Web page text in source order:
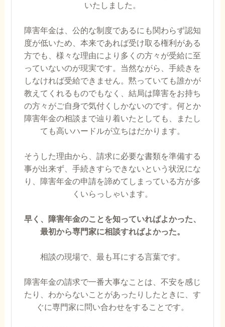
いたしました。
障害年金は、公的な制度であるにも関わらず認知
度が低いため、本来であれば受け取る権利がある
方でも、様々な理由により多くの方々が受給に至
っていないのが現実です。当然ながら、手続きを
しなければ受給できません。黙っていても誰かが
教えてくれるものでもなく、結局は障害をお持ち
の方々がご自身で気付くしかないのです。何とか
障害年金の相談まで辿り着いたとしても、またし
ても高いハードルが立ちはだかります。
そうした理由から、請求に必要な書類を準備する
事が出来ず、手続きすらできないという状況にな
り、障害年金の申請を諦めてしまっている方が多
くいらっしゃいます。
早く、障害年金のことを知っていればよかった、
最初から専門家に相談すればよかった。
相談の現場で、最も耳にする言葉です。
障害年金の請求で一番大事なことは、不安を感じ
たり、わからないことがあったりしたときに、す
ぐに専門家に問い合わせをすることです。